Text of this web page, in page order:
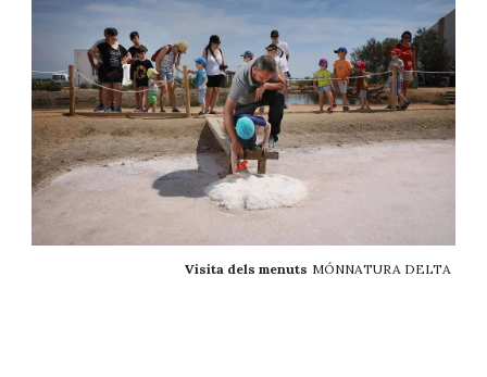
Visita dels menuts MÓNNATURA DELTA